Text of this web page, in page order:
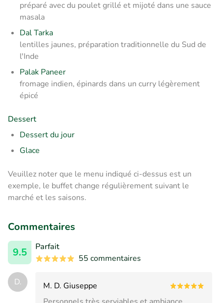
préparé avec du poulet grillé et mijoté dans une sauce
masala
Dal Tarka
lentilles jaunes, préparation traditionnelle du Sud de
l'Inde
Palak Paneer
fromage indien, épinards dans un curry légèrement
épicé
Dessert
Dessert du jour
Glace
Veuillez noter que le menu indiqué ci-dessus est un
exemple, le buffet change régulièrement suivant le
marché et les saisons.
Commentaires
9.5
Parfait
55 commentaires
D.
M. D. Giuseppe